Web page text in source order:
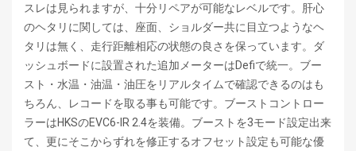
スレは見られますが、十分リペアが可能なレベルです。肝心
のヘタリに関しては、座面、ショルダー共に目立つようなヘ
タリは無く、走行距離相応の状態の良さを保っています。ダ
ッシュボードに設置された追加メーターはDefiで統一。ブー
スト・水温・油温・油圧をリアルタイムで確認できるのはも
ちろん、レコードを取る事も可能です。ブーストコントロー
ラーはHKSのEVC6-IR 2.4を装備。ブーストを3モード設定出来
て、更にそこからずれを修正するオフセット設定も可能な優